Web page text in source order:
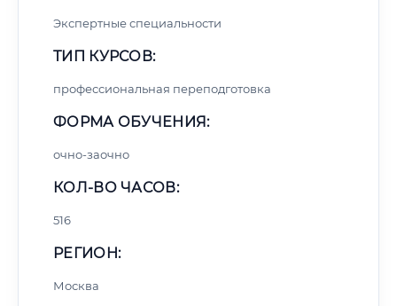
Экспертные специальности
ТИП КУРСОВ:
профессиональная переподготовка
ФОРМА ОБУЧЕНИЯ:
очно-заочно
КОЛ-ВО ЧАСОВ:
516
РЕГИОН:
Москва